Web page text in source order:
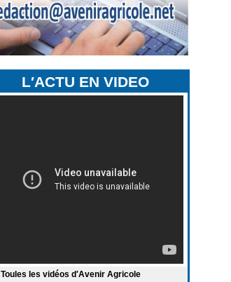
L′ACTU EN VIDEO
Toules les vidéos d′Avenir Agricole